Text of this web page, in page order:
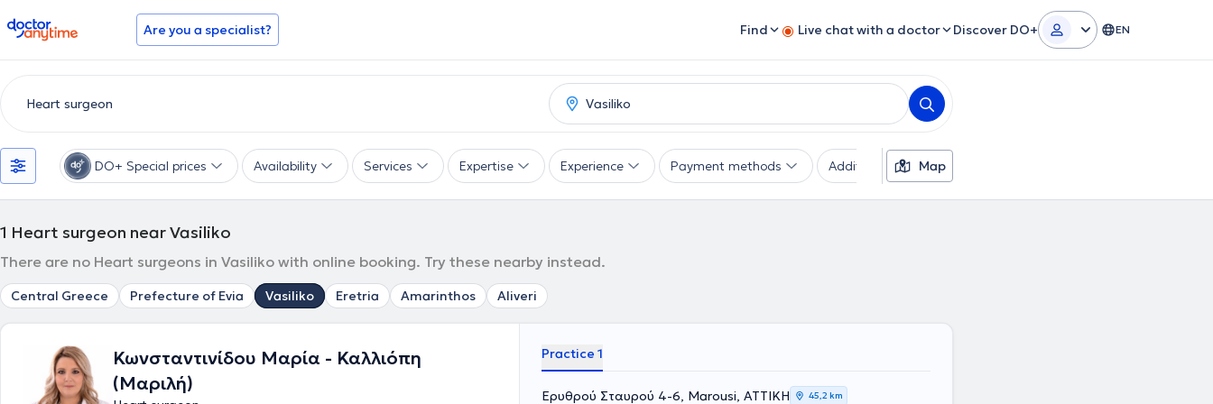
doctoranytime Are you a specialist? Find Live chat with a doctor Discover DO+ EN
DO+ Special prices Availability Services Expertise Experience Payment methods Additional filtersMap
1 Heart surgeon near Vasiliko
There are no Heart surgeons in Vasiliko with online booking. Try these nearby instead.
Central Greece Prefecture of Evia Vasiliko Eretria Amarinthos Aliveri
Κωνσταντινίδου Μαρία - Καλλιόπη
(Μαριλή)
Practice 1
Ερυθρού Σταυρού 4-6, Marousi, ΑΤΤΙΚΗ 45,2 km